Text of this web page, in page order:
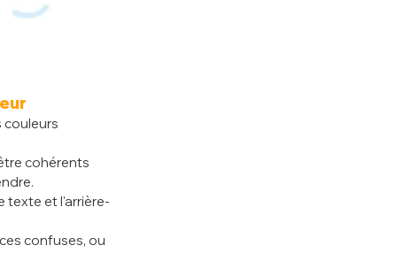
couleurs
cohérents
texte et l'arrière-
confuses, ou